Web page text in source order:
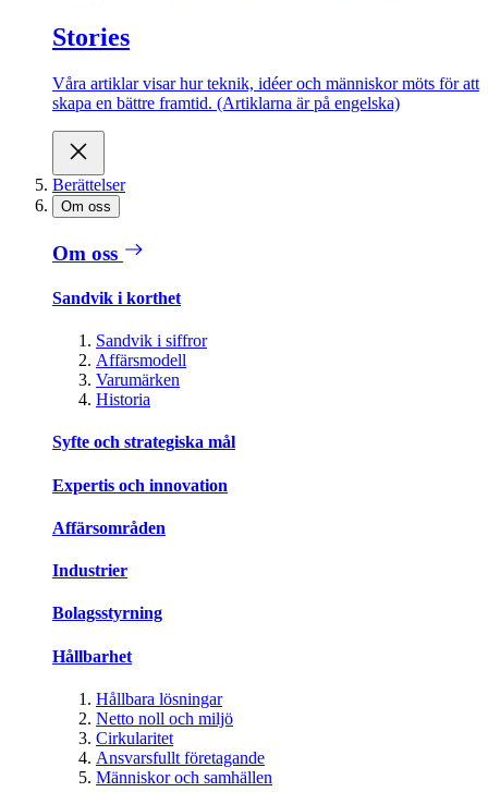
Stories
Våra artiklar visar hur teknik, idéer och människor möts för att
skapa en bättre framtid. (Artiklarna är på engelska)
Berättelser
Om oss
Om oss
Sandvik i korthet
Sandvik i siffror
Affärsmodell
Varumärken
Historia
Syfte och strategiska mål
Expertis och innovation
Affärsområden
Industrier
Bolagsstyrning
Hållbarhet
Hållbara lösningar
Netto noll och miljö
Cirkularitet
Ansvarsfullt företagande
Människor och samhällen